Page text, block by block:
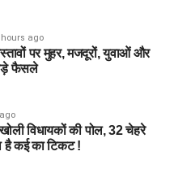
hours ago
पर मुहर, मजदूरों, युवाओं और
फैसले
विधायकों की पोल, 32 चेहरे
कई का टिकट !